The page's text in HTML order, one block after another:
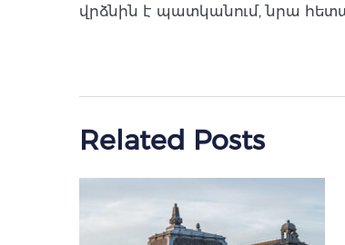
վրձնին է պատկանում, նրա
Related Posts